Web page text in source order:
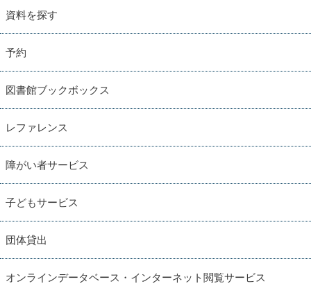
資料を探す
予約
図書館ブックボックス
レファレンス
障がい者サービス
子どもサービス
団体貸出
オンラインデータベース・インターネット閲覧サービス